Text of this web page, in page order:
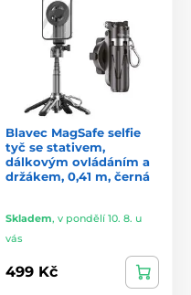
Blavec MagSafe selfie
tyč se stativem,
dálkovým ovládáním a
držákem, 0,41 m, černá
Skladem, v pondělí 10. 8. u
vás
499 Kč